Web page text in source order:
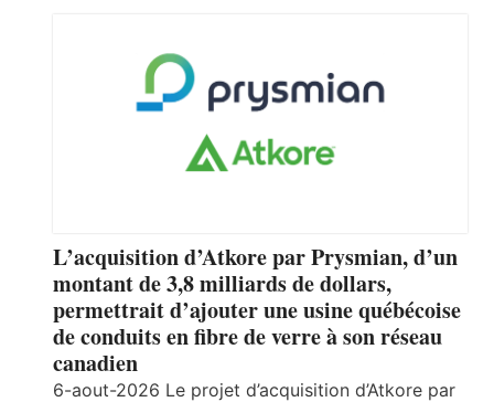
L’acquisition d’Atkore par Prysmian, d’un
montant de 3,8 milliards de dollars,
permettrait d’ajouter une usine québécoise
de conduits en fibre de verre à son réseau
canadien
6-aout-2026 Le projet d’acquisition d’Atkore par